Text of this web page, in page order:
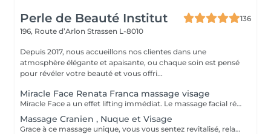
Perle de Beauté Institut
136
196, Route d’Arlon Strassen L-8010
Depuis 2017, nous accueillons nos clientes dans une
atmosphère élégante et apaisante, ou chaque soin est pensé
pour révéler votre beauté et vous offri...
Miracle Face Renata Franca massage visage
Miracle Face a un effet lifting immédiat. Le massage facial réduit les gonflements, accentue les formes du visage et favorise la revitalisation naturelle de la peau. La méthode Miracle Face by Renata França a pour fonction de drainer les dèmes et de redéfinir les contours du visage. Grâce à des manuvres de drainage lymphatique et de massage modelant, elle offre un résultat exceptionnel.
Massage Cranien , Nuque et Visage
Grace à ce massage unique, vous vous sentez revitalisé, relaxé et apaisé (avec ou sans utilisation de produit)